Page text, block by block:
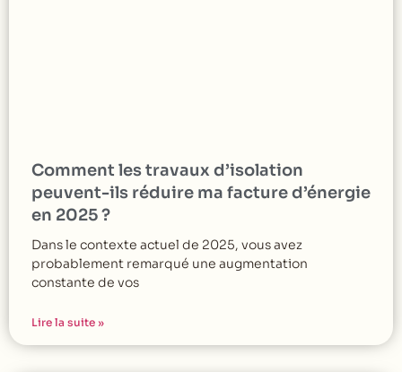
Comment les travaux d’isolation
peuvent-ils réduire ma facture d’énergie
en 2025 ?
Dans le contexte actuel de 2025, vous avez
probablement remarqué une augmentation
constante de vos
Lire la suite »